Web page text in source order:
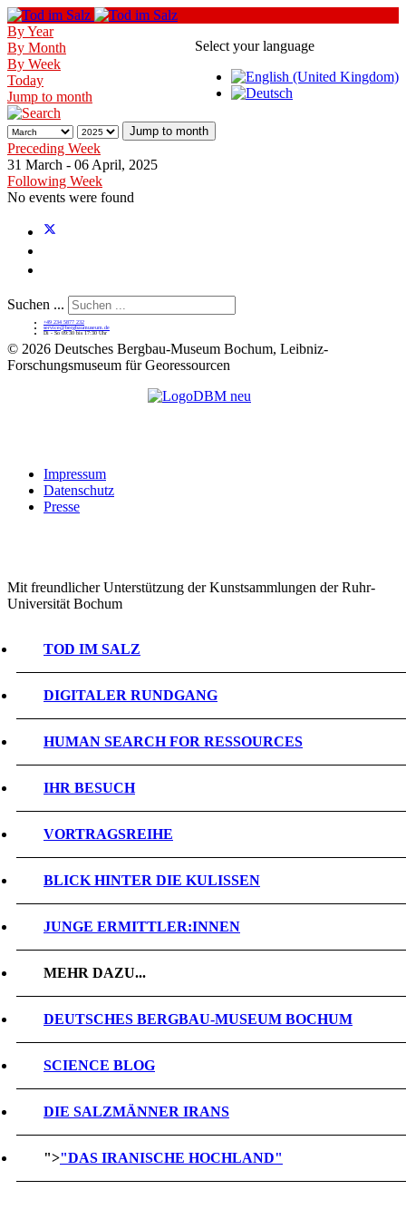
Select your language
By Year
By Month
By Week
Today
Jump to month
Jump to month
Preceding Week
31 March - 06 April, 2025
Following Week
No events were found
Suchen ...
+49 234 5877 232
service@bergbaumuseum.de
Di - So 09:30 bis 17:30 Uhr
© 2026 Deutsches Bergbau-Museum Bochum, Leibniz-
Forschungsmuseum für Georessourcen
Impressum
Datenschutz
Presse
Mit freundlicher Unterstützung der Kunstsammlungen der Ruhr-
Universität Bochum
TOD IM SALZ
DIGITALER RUNDGANG
HUMAN SEARCH FOR RESSOURCES
IHR BESUCH
VORTRAGSREIHE
BLICK HINTER DIE KULISSEN
JUNGE ERMITTLER:INNEN
MEHR DAZU...
DEUTSCHES BERGBAU-MUSEUM BOCHUM
SCIENCE BLOG
DIE SALZMÄNNER IRANS
">"DAS IRANISCHE HOCHLAND"